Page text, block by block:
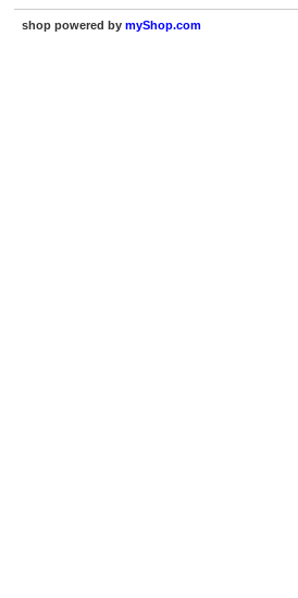
shop powered by myShop.com